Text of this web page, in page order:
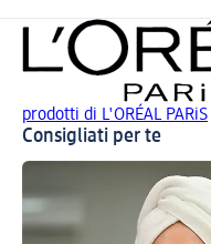
prodotti di L'ORÉAL PARiS
Consigliati per te